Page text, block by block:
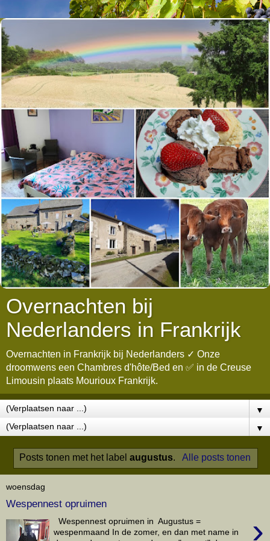
Overnachten bij
Nederlanders in Frankrijk
Overnachten in Frankrijk bij Nederlanders ✓ Onze
droomwens een Chambres d'hôte/Bed en ✅ in de Creuse
Limousin plaats Mourioux Frankrijk.
▼
▼
Posts tonen met het labelaugustus. Alle posts tonen
woensdag
Wespennest opruimen
›
Wespennest opruimen in Augustus =
wespenmaand In de zomer, en dan met name in